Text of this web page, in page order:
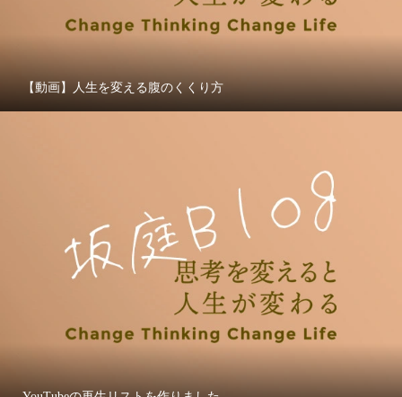
【動画】人生を変える腹のくくり方